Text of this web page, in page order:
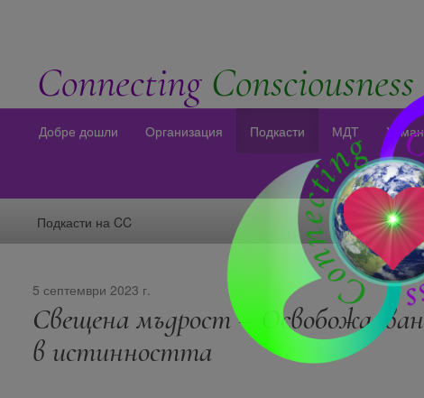
Connecting Consciousness
Добре дошли Организация Подкасти МДТ
Подкасти на CC
5 септември 2023 г.
Свещена мъдрост –
в истинността